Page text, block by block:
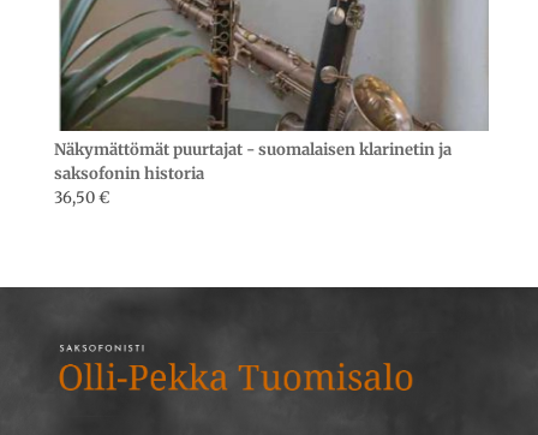
Näkymättömät puurtajat - suomalaisen klarinetin ja
saksofonin historia
36,50€